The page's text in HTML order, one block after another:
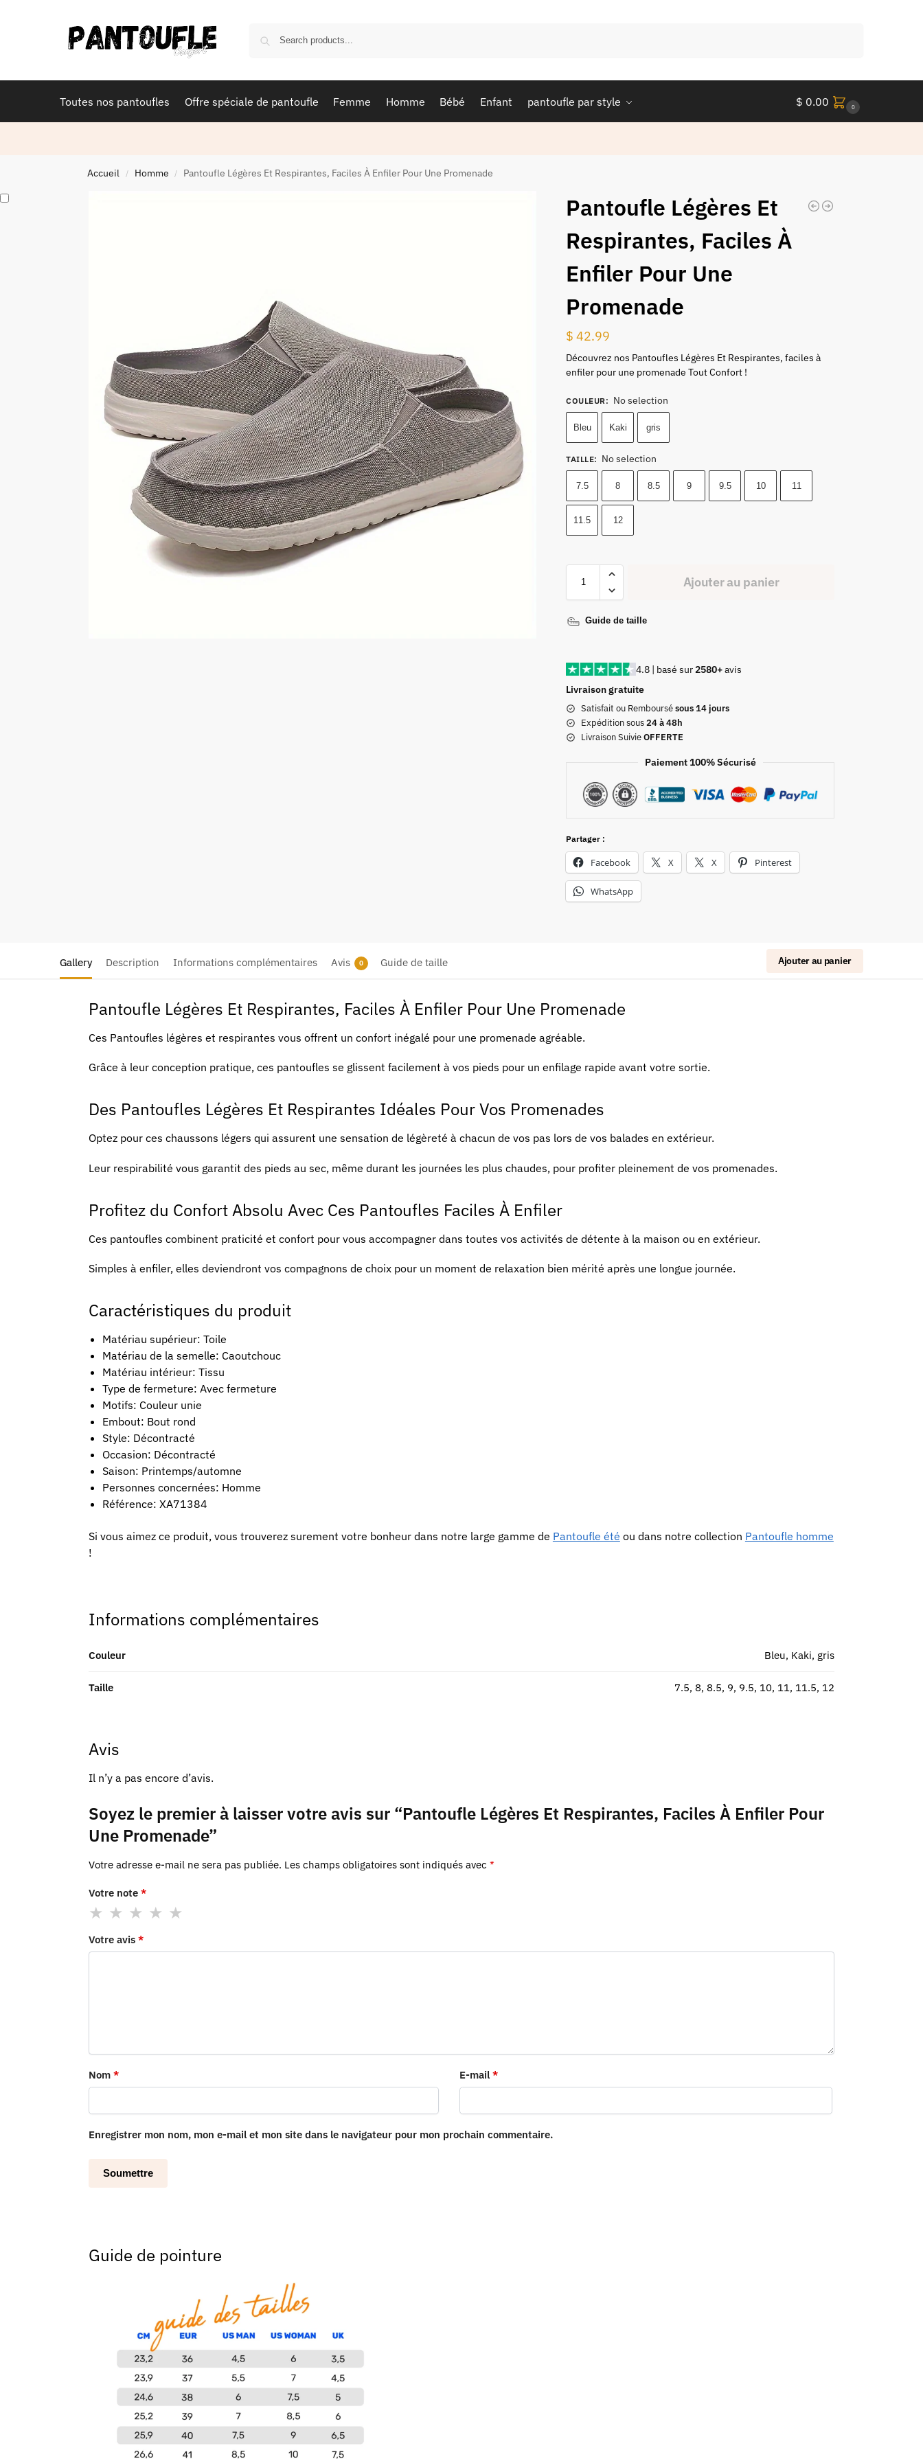
Toutes nos pantoufles Offre spéciale de pantoufle Femme Homme Bébé Enfant pantoufle par style $ 0.00 0
Accueil / Homme / Pantoufle Légères Et Respirantes, Faciles À Enfiler Pour Une Promenade
Pantoufle Légères Et
Respirantes, Faciles À
Enfiler Pour Une
Promenade
$ 42.99
Découvrez nos Pantoufles Légères Et Respirantes, faciles à
enfiler pour une promenade Tout Confort !
COULEUR: No selection
Bleu Kaki gris
TAILLE: No selection
7.5 8 8.5 9 9.5 10 11
11.5 12
Ajouter au panier
Guide de taille
4.8 | basé sur 2580+avis
Livraison gratuite
Satisfait ou Remboursésous 14 jours
Expédition sous24 à 48h
Livraison SuivieOFFERTE
Paiement 100% Sécurisé
Partager :
Facebook X X Pinterest
WhatsApp
Gallery Description Informations complémentaires Avis 0 Guide de taille Ajouter au panier
Pantoufle Légères Et Respirantes, Faciles À Enfiler Pour Une Promenade
Ces Pantoufles légères et respirantes vous offrent un confort inégalé pour une promenade agréable.
Grâce à leur conception pratique, ces pantoufles se glissent facilement à vos pieds pour un enfilage rapide avant votre sortie.
Des Pantoufles Légères Et Respirantes Idéales Pour Vos Promenades
Optez pour ces chaussons légers qui assurent une sensation de légèreté à chacun de vos pas lors de vos balades en extérieur.
Leur respirabilité vous garantit des pieds au sec, même durant les journées les plus chaudes, pour profiter pleinement de vos promenades.
Profitez du Confort Absolu Avec Ces Pantoufles Faciles À Enfiler
Ces pantoufles combinent praticité et confort pour vous accompagner dans toutes vos activités de détente à la maison ou en extérieur.
Simples à enfiler, elles deviendront vos compagnons de choix pour un moment de relaxation bien mérité après une longue journée.
Caractéristiques du produit
Matériau supérieur: Toile
Matériau de la semelle: Caoutchouc
Matériau intérieur: Tissu
Type de fermeture: Avec fermeture
Motifs: Couleur unie
Embout: Bout rond
Style: Décontracté
Occasion: Décontracté
Saison: Printemps/automne
Personnes concernées: Homme
Référence: XA71384
Si vous aimez ce produit, vous trouverez surement votre bonheur dans notre large gamme de Pantoufle été ou dans notre collection Pantoufle homme
!
Informations complémentaires
Couleur Bleu, Kaki, gris
Taille 7.5, 8, 8.5, 9, 9.5, 10, 11, 11.5, 12
Avis
Il n’y a pas encore d’avis.
Soyez le premier à laisser votre avis sur “Pantoufle Légères Et Respirantes, Faciles À Enfiler Pour
Une Promenade”
Votre adresse e-mail ne sera pas publiée. Les champs obligatoires sont indiqués avec *
Votre note *
Votre avis *
Nom * E-mail *
Enregistrer mon nom, mon e-mail et mon site dans le navigateur pour mon prochain commentaire.
Guide de pointure